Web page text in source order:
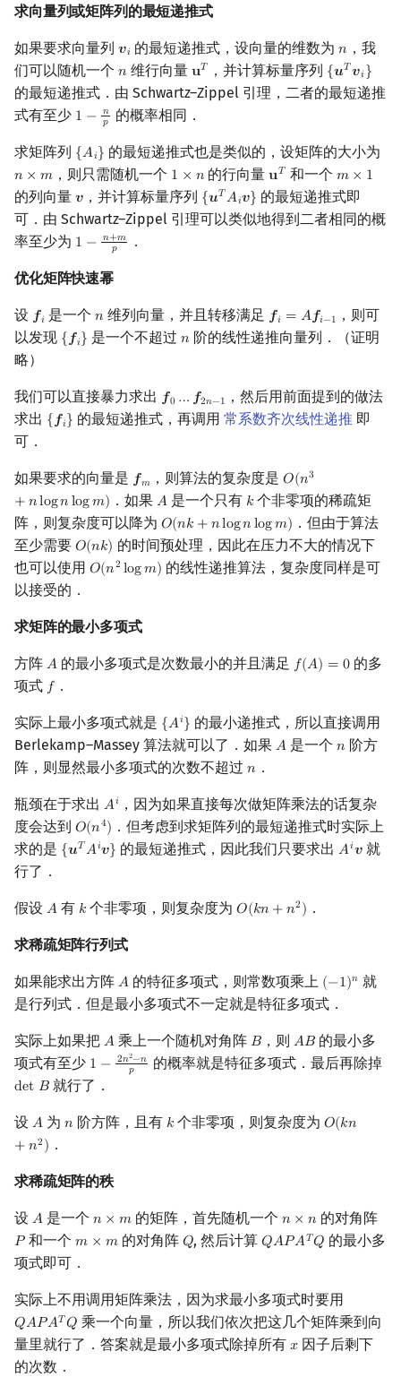
求向量列或矩阵列的最短递推式
如果要求向量列 𝒗𝑖
vi 的最短递推式，设向量的维数为𝑛
n ，我
们可以随机一个 𝑛
n 维行向量 𝐮𝑇
uT ，并计算标量序列 {𝒖𝑇𝒗𝑖}
{uTvi}
的最短递推式．由 Schwartz–Zippel 引理，二者的最短递推
式有至少 1 − 𝑛
𝑝
1 −n p 的概率相同．
求矩阵列 {𝐴𝑖}
{Ai} 的最短递推式也是类似的，设矩阵的大小为
𝑛 × 𝑚
n ×m ，则只需随机一个 1 × 𝑛
1 ×n 的行向量𝐮𝑇
uT 和一个 𝑚 × 1
m×1
的列向量 𝒗
v ，并计算标量序列 {𝒖𝑇𝐴𝑖𝒗}
{uTAiv}
的最短递推式即
可．由 Schwartz–Zippel 引理可以类似地得到二者相同的概
率至少为 1 − 𝑛+𝑚
𝑝
1 −n +mp ．
优化矩阵快速幂
设 𝒇𝑖
f 是一个𝑛
n 维列向量，并且转移满足 𝒇𝑖 = 𝐴𝒇𝑖−1
f= Af −1
，则可
以发现 {𝒇𝑖}
{f} 是一个不超过𝑛
n 阶的线性递推向量列．（证明
略）
我们可以直接暴力求出 𝒇0 … 𝒇2𝑛−1
f0…f 2n−1
，然后用前面提到的做法
求出 {𝒇𝑖}
{f} 的最短递推式，再调用常系数齐次线性递推 即
可．
如果要求的向量是 𝒇𝑚
fm ，则算法的复杂度是𝑂(𝑛3
+𝑛log𝑛log𝑚)
O(n3+
．如果 𝐴
A 是一个只有 𝑘
k 个非零项的稀疏矩
阵，则复杂度可以降为 𝑂(𝑛𝑘 +𝑛log𝑛log𝑚)
O(nk+ nlognlog m)
．但由于算法
至少需要 𝑂(𝑛𝑘)
O(nk) 的时间预处理，因此在压力不大的情况下
也可以使用 𝑂(𝑛2 log𝑚)
O(n2logm)
的线性递推算法，复杂度同样是可
以接受的．
求矩阵的最小多项式
方阵 𝐴
A 的最小多项式是次数最小的并且满足 𝑓(𝐴) = 0
f(A)= 0
的多
项式 𝑓
f ．
实际上最小多项式就是 {𝐴𝑖}
{Ai}
的最小递推式，所以直接调用
Berlekamp–Massey 算法就可以了．如果 𝐴
A 是一个 𝑛
n 阶方
阵，则显然最小多项式的次数不超过 𝑛
n ．
瓶颈在于求出 𝐴𝑖
Ai
，因为如果直接每次做矩阵乘法的话复杂
度会达到 𝑂(𝑛4)
O(n4) ．但考虑到求矩阵列的最短递推式时实际上
求的是 {𝒖𝑇𝐴𝑖𝒗}
{uTAiv} 的最短递推式，因此我们只要求出𝐴𝑖𝒗
Aiv 就
行了．
假设 𝐴
A 有 𝑘
k 个非零项，则复杂度为𝑂(𝑘𝑛 +𝑛2)
O(kn+n2) ．
求稀疏矩阵行列式
如果能求出方阵 𝐴
A 的特征多项式，则常数项乘上 (−1)𝑛
(−1)n
就
是行列式．但是最小多项式不一定就是特征多项式．
实际上如果把 𝐴
A 乘上一个随机对角阵 𝐵
B ，则𝐴𝐵
AB 的最小多
项式有至少 1 − 2𝑛2−𝑛
𝑝
1 −2n2−np 的概率就是特征多项式．最后再除掉
det 𝐵
det B 就行了．
设 𝐴
A 为 𝑛
n 阶方阵，且有 𝑘
k个非零项，则复杂度为 𝑂(𝑘𝑛
+𝑛2)
O(kn+
．
求稀疏矩阵的秩
设 𝐴
A 是一个 𝑛 × 𝑚
n ×m 的矩阵，首先随机一个𝑛 × 𝑛
n ×n 的对角阵
𝑃
P 和一个𝑚 × 𝑚
m ×m 的对角阵 𝑄
Q, 然后计算𝑄𝐴𝑃𝐴𝑇 𝑄
QAPATQ
的最小多
项式即可．
实际上不用调用矩阵乘法，因为求最小多项式时要用
𝑄𝐴𝑃𝐴𝑇𝑄
QAPATQ
乘一个向量，所以我们依次把这几个矩阵乘到向
量里就行了．答案就是最小多项式除掉所有 𝑥
x 因子后剩下
的次数．